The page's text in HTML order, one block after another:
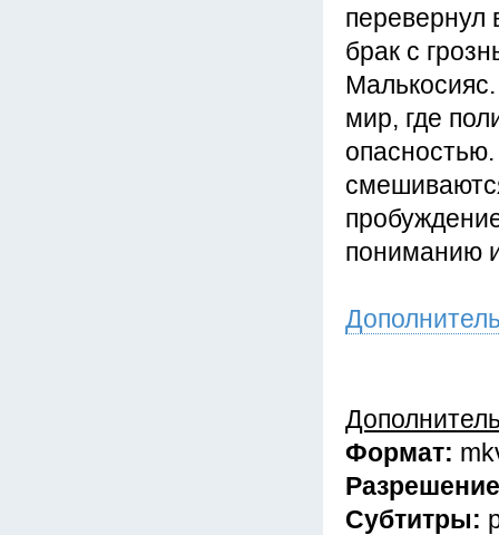
перевернул
брак с
мир, где
пониманию
Формат:
Субтитры: